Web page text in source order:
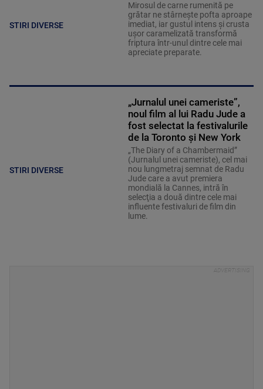
STIRI DIVERSE
Mirosul de carne rumenită pe
grătar ne stârnește pofta aproape
imediat, iar gustul intens și crusta
ușor caramelizată transformă
friptura într-unul dintre cele mai
apreciate preparate.
STIRI DIVERSE
„Jurnalul unei cameriste”,
noul film al lui Radu Jude a
fost selectat la festivalurile
de la Toronto și New York
„The Diary of a Chambermaid”
(Jurnalul unei cameriste), cel mai
nou lungmetraj semnat de Radu
Jude care a avut premiera
mondială la Cannes, intră în
selecţia a două dintre cele mai
influente festivaluri de film din
lume.